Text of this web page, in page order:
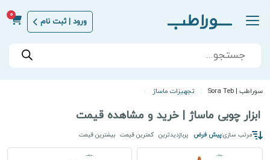
ورود | ثبت نام
0
Products
search
سوراطب | Sora Teb تجهیزات ماساژ
ابزار چوبی ماساژ | خرید و مشاهده قیمت
مرتب سازی:پیش فرض پربازدیدترین کمترین قیمت بیشترین قیمت